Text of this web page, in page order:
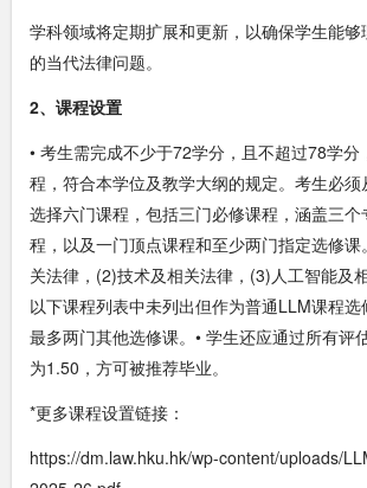
学科领域将定期扩展和更新，以确保学生能
的当代法律问题。
2、课程设置
• 考生需完成不少于72学分，且不超过78学
程，符合本学位及教学大纲的规定。考生必
选择六门课程，包括三门必修课程，涵盖三
程，以及一门顶点课程和至少两门指定选修
关法律，(2)技术及相关法律，(3)人工智能及
以下课程列表中未列出但作为普通LLM课程
最多两门其他选修课。• 学生还应通过所有评
为1.50，方可被推荐毕业。
*更多课程设置链接：
https://dm.law.hku.hk/wp-content/uploads/